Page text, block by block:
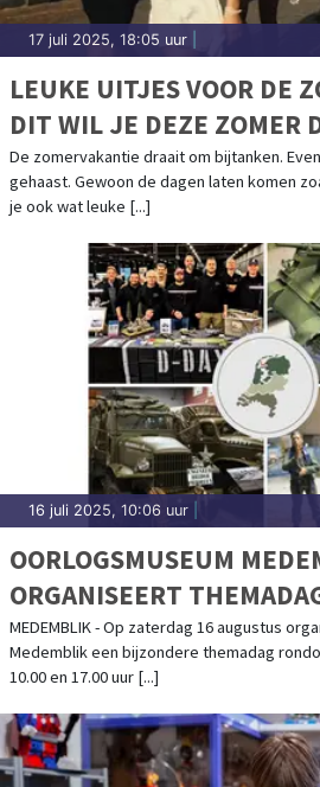
17 juli 2025, 18:05 uur
LEUKE UITJES VOOR DE
DIT WIL JE DEZE ZOMER
De zomervakantie draait om bijtanken.
gehaast. Gewoon de dagen laten komen
je ook wat leuke [...]
16 juli 2025, 10:06 uur
OORLOGSMUSEUM
ORGANISEERT
- 16 AUGUSTUS 2025
MEDEMBLIK - Op zaterdag 16 augustus
Medemblik een bijzondere themadag
10.00 en 17.00 uur [...]